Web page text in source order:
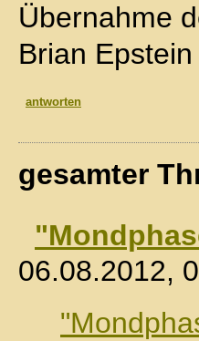
Übernahme
Brian
antworten
gesamter
06.08.2012,